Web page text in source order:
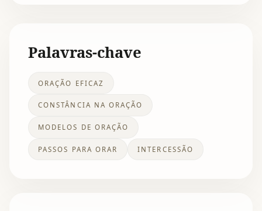
Palavras-chave
ORAÇÃO EFICAZ
CONSTÂNCIA NA ORAÇÃO
MODELOS DE ORAÇÃO
PASSOS PARA ORAR INTERCESSÃO